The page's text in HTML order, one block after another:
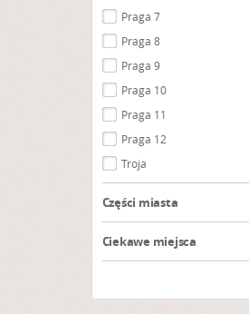
Praga 7
Praga 8
Praga 9
Praga 10
Praga 11
Praga 12
Troja
Części miasta
Ciekawe miejsca